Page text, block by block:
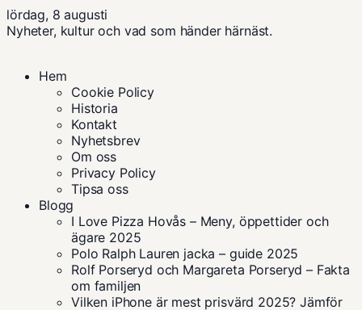
lördag, 8 augusti
Nyheter, kultur och vad som händer härnäst.
Hem
Cookie Policy
Historia
Kontakt
Nyhetsbrev
Om oss
Privacy Policy
Tipsa oss
Blogg
I Love Pizza Hovås – Meny, öppettider och
ägare 2025
Polo Ralph Lauren jacka – guide 2025
Rolf Porseryd och Margareta Porseryd – Fakta
om familjen
Vilken iPhone är mest prisvärd 2025? Jämför